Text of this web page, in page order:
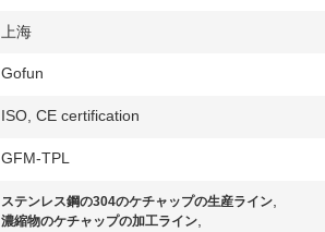
上海
Gofun
ISO, CE certification
GFM-TPL
ステンレス鋼の304のケチャップの生産ライン,
濃縮物のケチャップの加工ライン,